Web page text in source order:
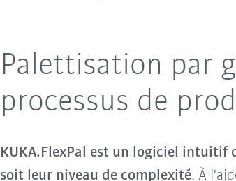
Palettisation par
processus de
KUKA.FlexPal est un logiciel
soit leur niveau de complexité. À